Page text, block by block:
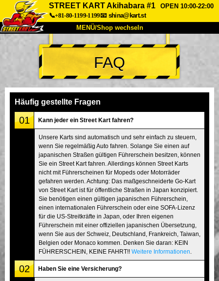
STREET KART Akihabara #1
OPEN 10:00-22:00
📞+81-80-1199-1199📧 shina@kart.st
MENÜ/Shop wechseln
START
Über uns Spezifikationen Preise
Bewertungen
Unternehmen
Tokio Shinagawa Tokio Akihabara#1
Tokio Akihabara#2 Tokio Shibuya
Tokio Shibuya Annex Tokio Bucht
Tokio Asakusa Osaka
Okinawa
FAQ
Häufig gestellte Fragen
01 Kann jeder ein Street Kart fahren?
Unsere Karts sind automatisch und sehr einfach zu steuern,
wenn Sie regelmäßig Auto fahren. Solange Sie einen auf
japanischen Straßen gültigen Führerschein besitzen, können
Sie ein Street Kart fahren. Allerdings können Street Karts
nicht mit Führerscheinen für Mopeds oder Motorräder
gefahren werden. Achtung: Das maßgeschneiderte Go-Kart
von Street Kart ist für öffentliche Straßen in Japan konzipiert.
Sie benötigen einen gültigen japanischen Führerschein,
einen internationalen Führerschein oder eine SOFA-Lizenz
für die US-Streitkräfte in Japan, oder Ihren eigenen
Führerschein mit einer offiziellen japanischen Übersetzung,
wenn Sie aus der Schweiz, Deutschland, Frankreich, Taiwan,
Belgien oder Monaco kommen. Denken Sie daran: KEIN
FÜHRERSCHEIN, KEINE FAHRT!! Weitere Informationen
02 Haben Sie eine Versicherung?